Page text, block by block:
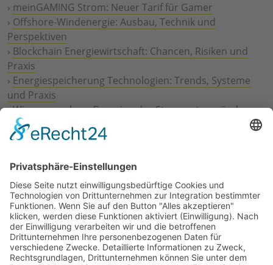
› meinGAMING Strom: Neuer Tarif für Gamer
› Offshore-Windenergie: Ausbau, Technik und
Perspektiven
› Blockchain Energiewirtschaft: Chancen, Risiken und
Praxis
› Energiespeicherung Technologien: Trends, Systeme
und Praxis
›Wie erneuerbare Energien das Stromnetz verändern
Digitalisierung Energiewirtschaft: Effizienz, Netze und
Prozesse
Geschäftsmodelle
›Vorstandswechsel Westenergie: Böddeling übernimmt
befristet
›Wasserstoff-Hochlauf: Dialog, Infrastruktur und
konkrete Schritte
›Solaranlage Regenbogenfarben: FC St. Pauli und
LichtBlick installieren erste weltweite Anlage